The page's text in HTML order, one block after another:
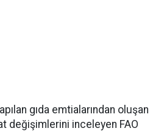
gıda emtialarından oluşan
değişimlerini inceleyen FAO